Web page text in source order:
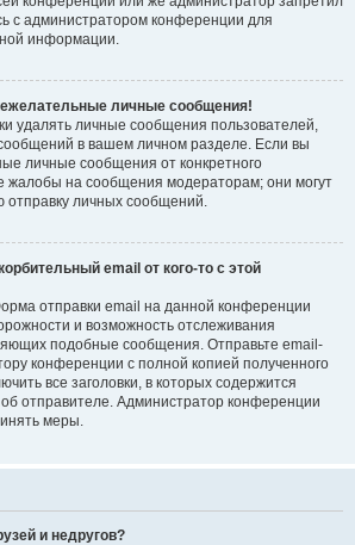
с администратором конференции для
информации.
личные сообщения!
удалять личные сообщения пользователей,
в вашем личном разделе. Если вы
личные сообщения от конкретного
жалобы на сообщения модераторам; они могут
отправку личных сообщений.
email от кого-то с этой
отправки email на данной конференции
и возможность отслеживания
подобные сообщения. Отправьте email-
конференции с полной копией полученного
все заголовки, в которых содержится
отправителе. Администратор конференции
меры.
и недругов?